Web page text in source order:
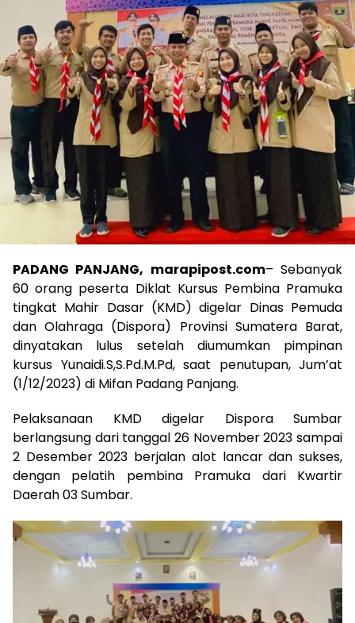
PADANG PANJANG, marapipost.com– Sebanyak
60 orang peserta Diklat Kursus Pembina Pramuka
tingkat Mahir Dasar (KMD) digelar Dinas Pemuda
dan Olahraga (Dispora) Provinsi Sumatera Barat,
dinyatakan lulus setelah diumumkan pimpinan
kursus Yunaidi.S,S.Pd.M.Pd, saat penutupan, Jum’at
(1/12/2023) di Mifan Padang Panjang.
Pelaksanaan KMD digelar Dispora Sumbar
berlangsung dari tanggal 26 November 2023 sampai
2 Desember 2023 berjalan alot lancar dan sukses,
dengan pelatih pembina Pramuka dari Kwartir
Daerah 03 Sumbar.